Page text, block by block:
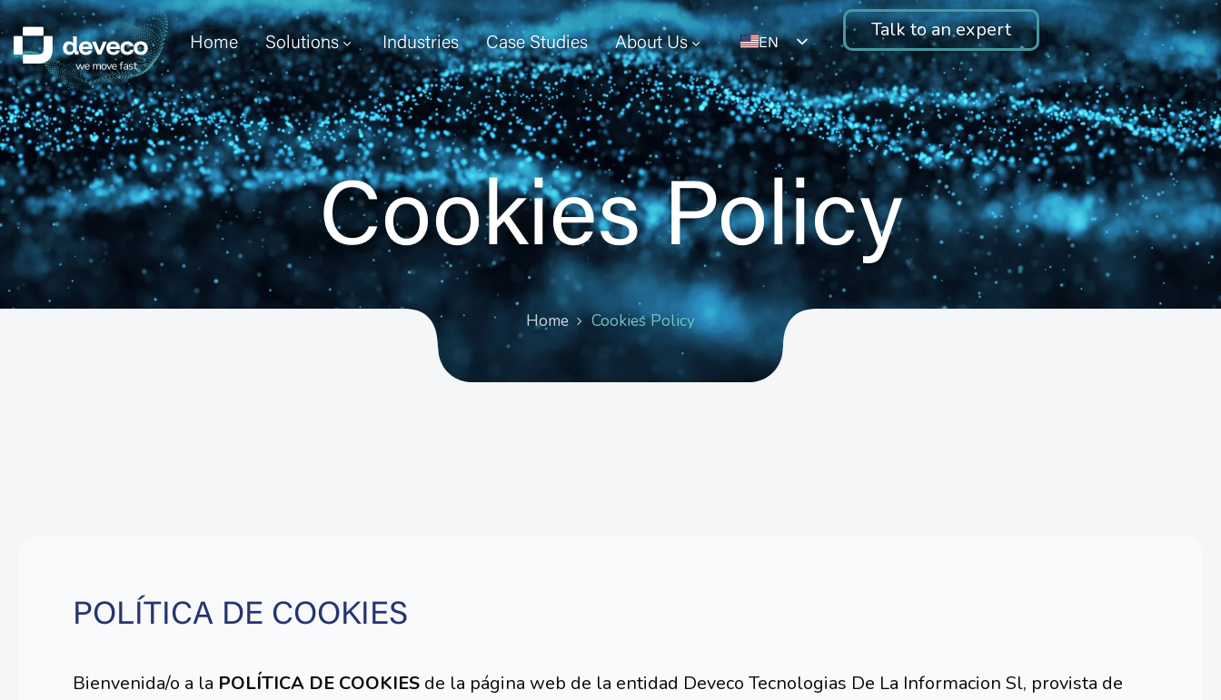
Home Solutions Industries Case Studies About Us
EN
ES
Talk to an expert
Cookies Policy
Home Cookies Policy
POLÍTICA DE COOKIES
Bienvenida/o a la POLÍTICA DE COOKIES de la página web de la entidad Deveco Tecnologias De La Informacion Sl, provista de